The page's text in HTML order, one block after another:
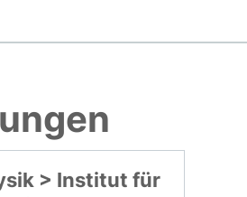
> Institut für